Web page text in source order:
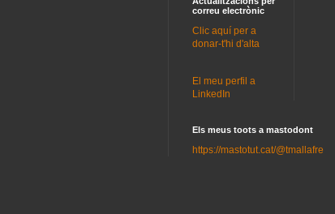
correu electrònic
Clic aquí per a
donar-t'hi d'alta
El meu perfil a
LinkedIn
Els meus toots a mastodont
https://mastotut.cat/@tmallafre